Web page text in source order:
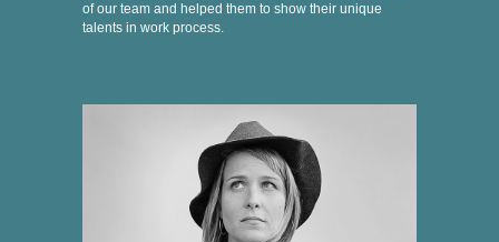
of our team and helped them to show their unique
talents in work process.